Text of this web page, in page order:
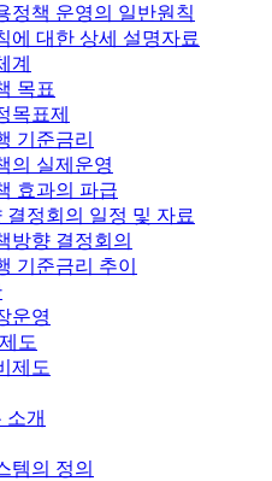
정책 운영의 일반원칙
에 대한 상세 설명자료
계
목표
목표제
기준금리
의 실제운영
효과의 파급
결정회의 일정 및 자료
방향 결정회의
기준금리 추이
운영
도
제도
소개
템의 정의